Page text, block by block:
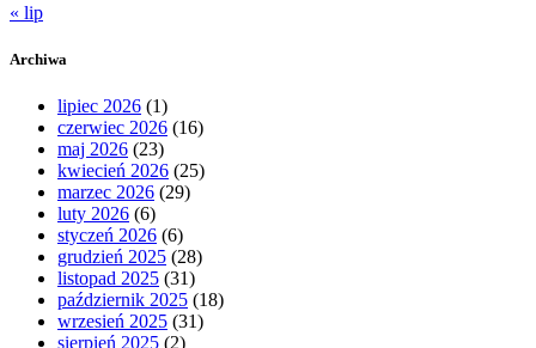
« lip
Archiwa
lipiec 2026 (1)
czerwiec 2026 (16)
maj 2026 (23)
kwiecień 2026 (25)
marzec 2026 (29)
luty 2026 (6)
styczeń 2026 (6)
grudzień 2025 (28)
listopad 2025 (31)
październik 2025 (18)
wrzesień 2025 (31)
sierpień 2025 (2)